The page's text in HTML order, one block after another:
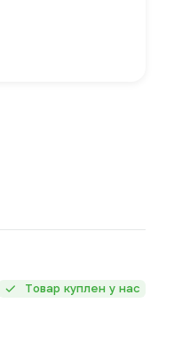
Товар куплен у нас